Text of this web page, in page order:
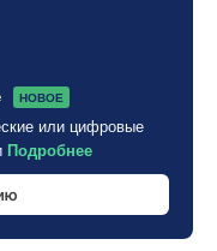
НОВОЕ
или цифровые
Подробнее